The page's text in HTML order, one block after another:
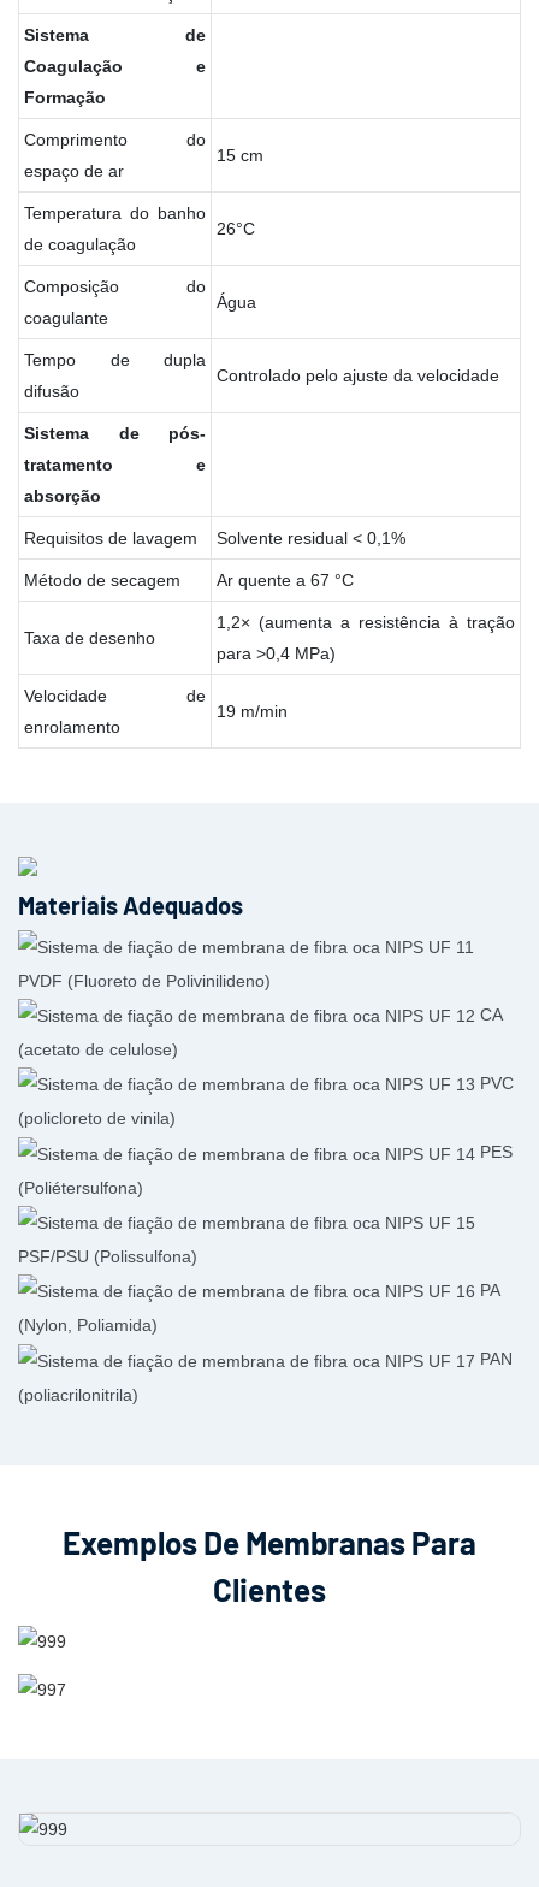
Sistema
de
Coagulação
e
Formação
Comprimento do
espaço de ar
15 cm
Temperatura do banho
de coagulação
26°C
Composição do
coagulante
Água
Tempo de dupla
difusão
Controlado pelo ajuste da velocidade
Sistema de
pós-
tratamento
e
absorção
Requisitos de lavagem Solvente residual < 0,1%
Método de secagem Ar quente a 67 °C
Taxa de desenho
1,2× (aumenta a resistência à tração
para >0,4 MPa)
Velocidade de
enrolamento
19 m/min
Materiais Adequados
PVDF (Fluoreto de Polivinilideno)
CA
(acetato de celulose)
PVC
(policloreto de vinila)
PES
(Poliétersulfona)
PSF/PSU (Polissulfona)
PA
(Nylon, Poliamida)
PAN
(poliacrilonitrila)
Exemplos De Membranas Para
Clientes